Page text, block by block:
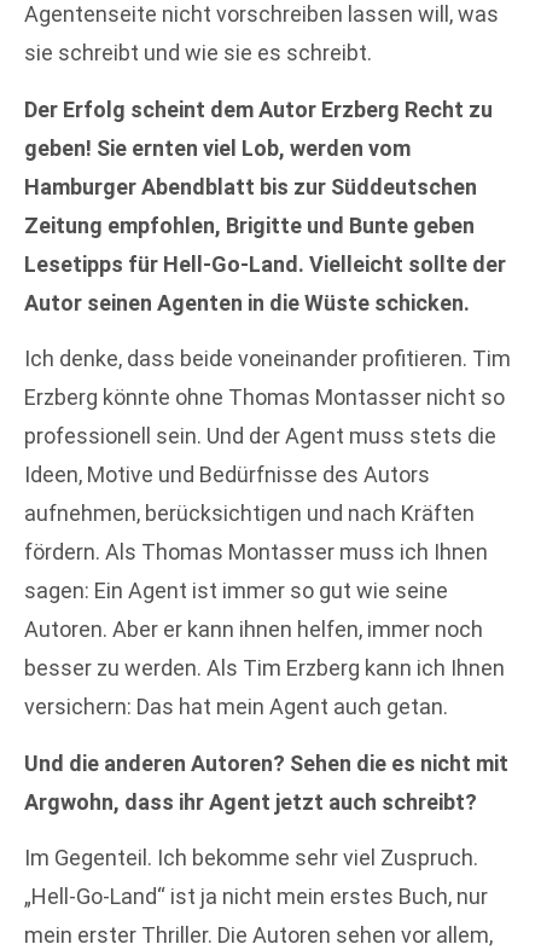
Agentenseite nicht vorschreiben lassen will, was
sie schreibt und wie sie es schreibt.
Der Erfolg scheint dem Autor Erzberg Recht zu
geben! Sie ernten viel Lob, werden vom
Hamburger Abendblatt bis zur Süddeutschen
Zeitung empfohlen, Brigitte und Bunte geben
Lesetipps für Hell-Go-Land. Vielleicht sollte der
Autor seinen Agenten in die Wüste schicken.
Ich denke, dass beide voneinander profitieren. Tim
Erzberg könnte ohne Thomas Montasser nicht so
professionell sein. Und der Agent muss stets die
Ideen, Motive und Bedürfnisse des Autors
aufnehmen, berücksichtigen und nach Kräften
fördern. Als Thomas Montasser muss ich Ihnen
sagen: Ein Agent ist immer so gut wie seine
Autoren. Aber er kann ihnen helfen, immer noch
besser zu werden. Als Tim Erzberg kann ich Ihnen
versichern: Das hat mein Agent auch getan.
Und die anderen Autoren? Sehen die es nicht mit
Argwohn, dass ihr Agent jetzt auch schreibt?
Im Gegenteil. Ich bekomme sehr viel Zuspruch.
„Hell-Go-Land“ ist ja nicht mein erstes Buch, nur
mein erster Thriller. Die Autoren sehen vor allem,